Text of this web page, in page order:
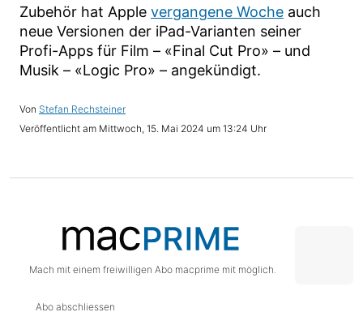
Zubehör hat Apple vergangene Woche auch
neue Versionen der iPad-Varianten seiner
Profi-Apps für Film – «Final Cut Pro» – und
Musik – «Logic Pro» – angekündigt.
Stefan Rechsteiner
Mittwoch, 15. Mai 2024 um 13:24 Uhr
Mach mit einem freiwilligen Abo macprime mit möglich.
Abo abschliessen